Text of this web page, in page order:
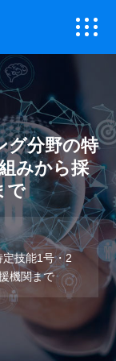
グ分野の特
みから採
で
定技能1号・2
機関まで